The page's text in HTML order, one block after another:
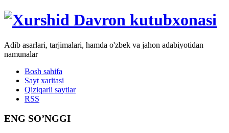
Adib asarlari, tarjimalari, hamda o'zbek va jahon adabiyotidan
namunalar
Bosh sahifa
Sayt xaritasi
Qiziqarli saytlar
RSS
ENG SO’NGGI